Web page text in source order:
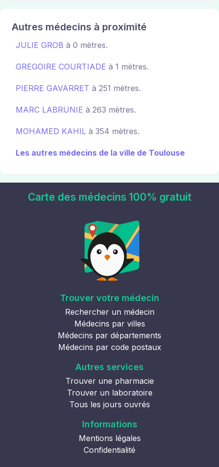
Autres médecins à proximité
JULIE GROB à 0 mètres.
GREGOIRE COURTIADE à 1 mètres.
PIERRE GAVARRET à 251 mètres.
MARC LABRUNIE à 263 mètres.
MOHAMED KAHIL à 354 mètres.
Les autres médecins de la ville de Toulouse
Carte des médecins 100% gratuit
Trouver votre médecin
Rechercher un médecin
Médecins par villes
Médecins par départements
Médecins par code postaux
Autres services
Trouver une pharmacie
Trouver un laboratoire
Tous les jours ouvrés
Informations
Mentions légales
Confidentialité